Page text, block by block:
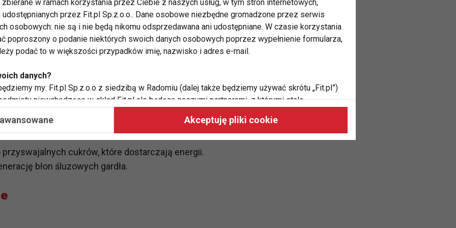
działa nawilżająco i detoksykująco, wspierając
właściwości przeciwzapalnych i
wspiera działanie układu
po infekcjach.
przyswajalnych cukrów, które dostarczają energii.
błon śluzowych gardła.
w ramach korzystania przez Ciebie z naszych usług, w tym stron internetowych,
przez Fit.pl Sp.z.o.o.. Dane osobowe niezbędne gromadzone przez serwis
osobowych: nie są i nie będą nikomu odsprzedawana ani udostępniane. W czasie korzystania
poproszony o podanie niektórych swoich danych osobowych poprzez wypełnienie formularza,
podać to w większości przypadków imię, nazwisko i adres e-mail.
danych?
my: Fit.pl Sp.z.o.o z siedzibą w Radomiu (dalej także będziemy używać skrótu „Fit.pl”)
niewchodzące w skład Fit.pl ale będące naszymi partnerami, z którymi stale
dane?
w tym tematykę ukazujących się tam materiałów do Twoich zainteresowań oraz do
usług, w tym aby wykryć ewentualne boty, oszustwa czy nadużycia,
nam udoskonalać nasze usługi i sprawić, że będą maksymalnie odpowiadać Twoim
Akceptuję pliki cookie